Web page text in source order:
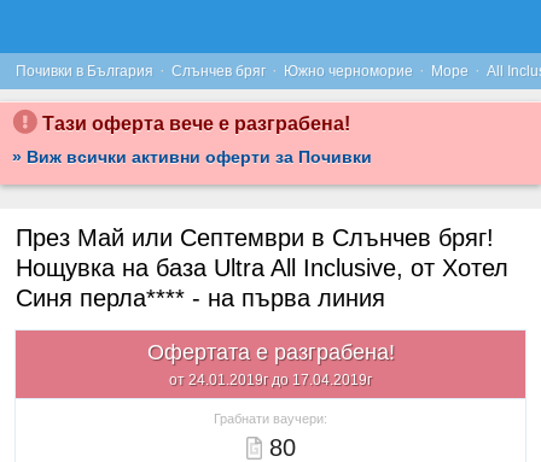
Почивки в България · Слънчев бряг · Южно черноморие · Море · All
Тази оферта вече е разграбена!
» Виж всички активни оферти за Почивки
През Май или Септември в Слънчев бряг!
Нощувка на база Ultra All Inclusive, от Хотел
Синя перла**** - на първа линия
Офертата е разграбена!
от 24.01.2019г до 17.04.2019г
Грабнати ваучери:
80